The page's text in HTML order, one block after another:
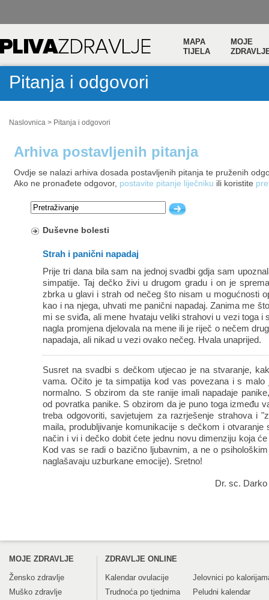
MAPA
TIJELA
MOJE
Pitanja i odgovori
Naslovnica > Pitanja i odgovori
Arhiva postavljenih pitanja
Ovdje se nalazi arhiva dosada postavljenih pitanja te pruženih
Ako ne pronađete odgovor, postavite pitanje liječniku ili koristite
Duševne bolesti
Strah i panični napadaj
Prije tri dana bila sam na jednoj svadbi gdja sam
simpatije. Taj dečko živi u drugom gradu i on je
zbrka u glavi i strah od nečeg što nisam u mogućnosti
kao i na njega, uhvati me panični napadaj. Zanima me
mi se sviđa, ali mene hvataju veliki strahovi u vezi toga i
nagla promjena djelovala na mene ili je riječ o nečem
napadaja, ali nikad u vezi ovako nečeg. Hvala unaprijed.
Susret na svadbi s dečkom utjecao je na stvaranje,
vama. Očito je ta simpatija kod vas povezana i s malo
normalno. S obzirom da ste ranije imali napadaje
od povratka panike. S obzirom da je puno toga između
treba odgovoriti, savjetujem za razrješenje strahova i
maila, produbljivanje komunikacije s dečkom i
način i vi i dečko dobit ćete jednu novu dimenziju koja
Kod vas se radi o bazično ljubavnim, a ne o
naglašavaju uzburkane emocije). Sretno!
Dr. sc.
MOJE ZDRAVLJE
Žensko zdravlje
Muško zdravlje
ZDRAVLJE ONLINE
Kalendar ovulacije
Trudnoća po tjednima
Jelovnici po
Peludni kalendar